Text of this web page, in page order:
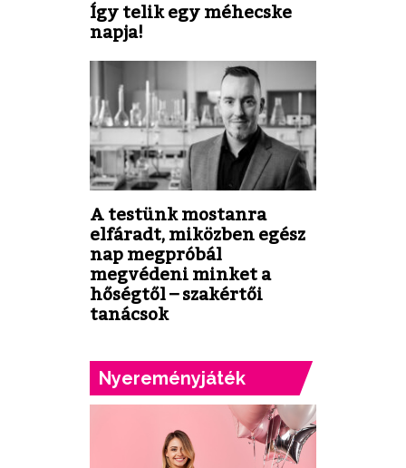
Így telik egy méhecske
napja!
A testünk mostanra
elfáradt, miközben egész
nap megpróbál
megvédeni minket a
hőségtől – szakértői
tanácsok
Nyereményjáték